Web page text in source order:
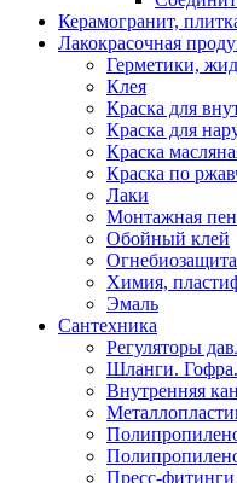
Керамогранит,
Лакокрасочная
Герметики,
Клея
Краска для
Краска для
Краска
Краска по
Лаки
Монтажная
Обойный клей
Огнебиозащита
Химия,
Эмаль
Сантехника
Регуляторы
Шланги.
Внутренняя
Пресс-фитинги